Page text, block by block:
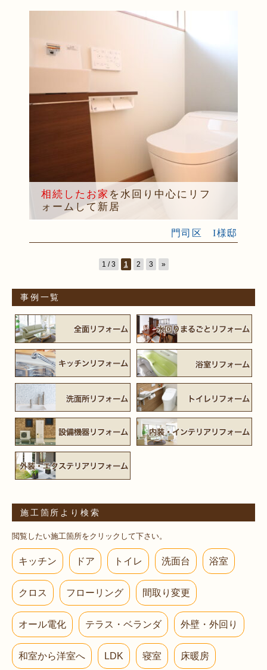
相続したお家 を水回り中心にリフ
ォームして新居
門司区 I様邸
1 / 3 1 2 3 »
事例一覧
施工箇所より検索
閲覧したい施工箇所をクリックして下さい。
キッチン ドア トイレ 洗面台 浴室
クロス フローリング 間取り変更
オール電化 テラス・ベランダ 外壁・外回り
和室から洋室へ LDK 寝室 床暖房